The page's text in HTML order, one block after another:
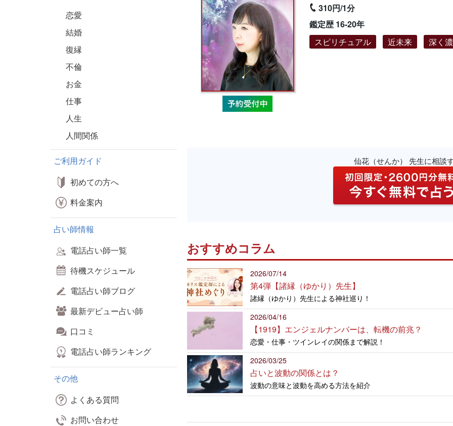
恋愛
結婚
復縁
不倫
お金
仕事
人生
人間関係
ご利用ガイド
初めての方へ
料金案内
占い師情報
電話占い師一覧
待機スケジュール
電話占い師ブログ
最新デビュー占い師
口コミ
電話占い師ランキング
その他
よくある質問
お問い合わせ
310円/1分
鑑定歴 16-20年
スピリチュアル
近未来 深く
仙花（せんか） 先生に相談
おすすめコラム
2026/07/14
第4弾【諸縁（ゆかり）先生】
諸縁（ゆかり）先生による神社巡り！
2026/04/16
【1919】エンジェルナンバーは、転機の前兆？
恋愛・仕事・ツインレイの関係まで解説！
2026/03/25
占いと波動の関係とは？
波動の意味と波動を高める方法を紹介